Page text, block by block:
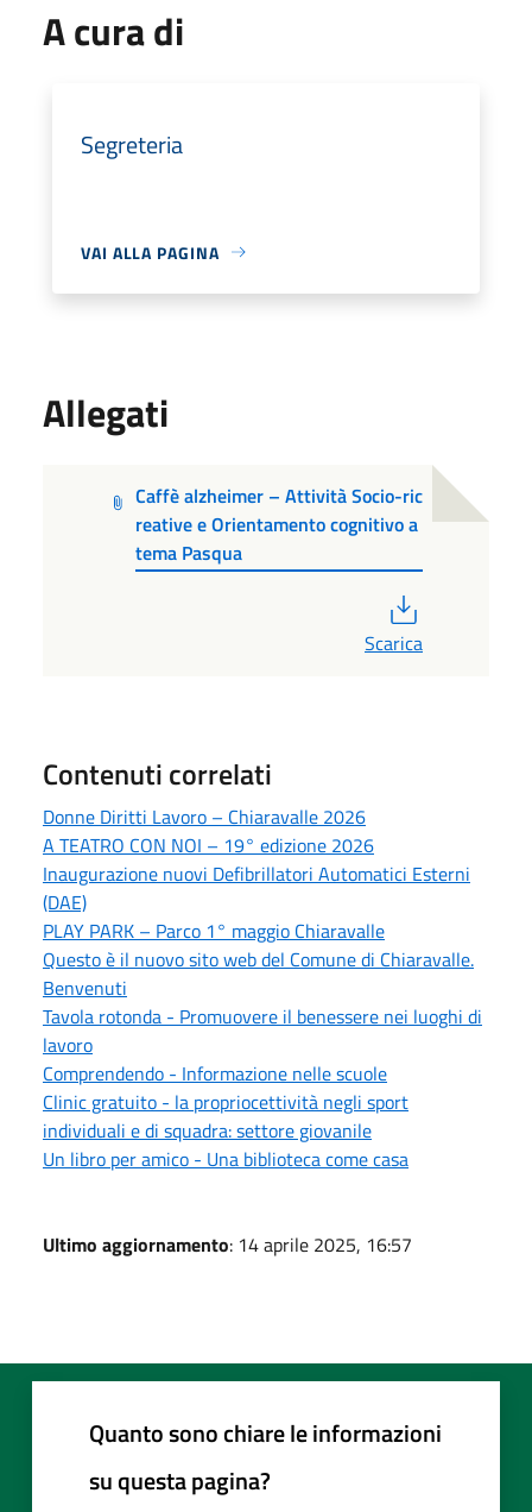
A cura di
Segreteria
VAI ALLA PAGINA
Allegati
Caffè alzheimer – Attività Socio-ric
reative e Orientamento cognitivo a
tema Pasqua
Scarica
Contenuti correlati
Donne Diritti Lavoro – Chiaravalle 2026
A TEATRO CON NOI – 19° edizione 2026
Inaugurazione nuovi Defibrillatori Automatici Esterni
(DAE)
PLAY PARK – Parco 1° maggio Chiaravalle
Questo è il nuovo sito web del Comune di Chiaravalle.
Benvenuti
Tavola rotonda - Promuovere il benessere nei luoghi di
lavoro
Comprendendo - Informazione nelle scuole
Clinic gratuito - la propriocettività negli sport
individuali e di squadra: settore giovanile
Un libro per amico - Una biblioteca come casa
Ultimo aggiornamento: 14 aprile 2025, 16:57
Quanto sono chiare le informazioni
su questa pagina?